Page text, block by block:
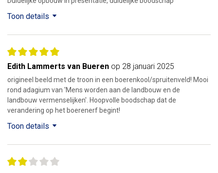
Toon details
Edith Lammerts van Bueren op 28 januari 2025
origineel beeld met de troon in een boerenkool/spruitenveld! Mooi
rond adagium van 'Mens worden aan de landbouw en de
landbouw vermenselijken'. Hoopvolle boodschap dat de
verandering op het boerenerf begint!
Toon details